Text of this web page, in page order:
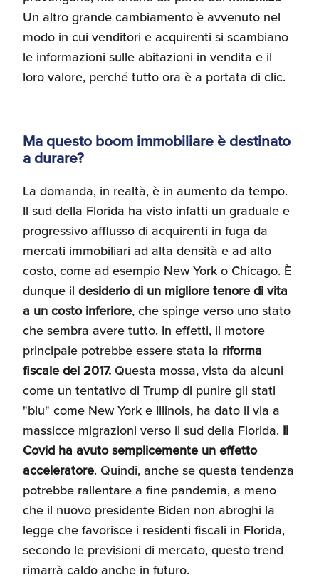
Un altro grande cambiamento è avvenuto nel
modo in cui venditori e acquirenti si scambiano
le informazioni sulle abitazioni in vendita e il
loro valore, perché tutto ora è a portata di clic.
Ma questo boom immobiliare è destinato
a durare?
La domanda, in realtà, è in aumento da tempo.
Il sud della Florida ha visto infatti un graduale e
progressivo afflusso di acquirenti in fuga da
mercati immobiliari ad alta densità e ad alto
costo, come ad esempio New York o Chicago. È
dunque il desiderio di un migliore tenore di vita
a un costo inferiore, che spinge verso uno stato
che sembra avere tutto. In effetti, il motore
principale potrebbe essere stata la riforma
fiscale del 2017. Questa mossa, vista da alcuni
come un tentativo di Trump di punire gli stati
"blu" come New York e Illinois, ha dato il via a
massicce migrazioni verso il sud della Florida. Il
Covid ha avuto semplicemente un effetto
acceleratore. Quindi, anche se questa tendenza
potrebbe rallentare a fine pandemia, a meno
che il nuovo presidente Biden non abroghi la
legge che favorisce i residenti fiscali in Florida,
secondo le previsioni di mercato, questo trend
rimarrà caldo anche in futuro.